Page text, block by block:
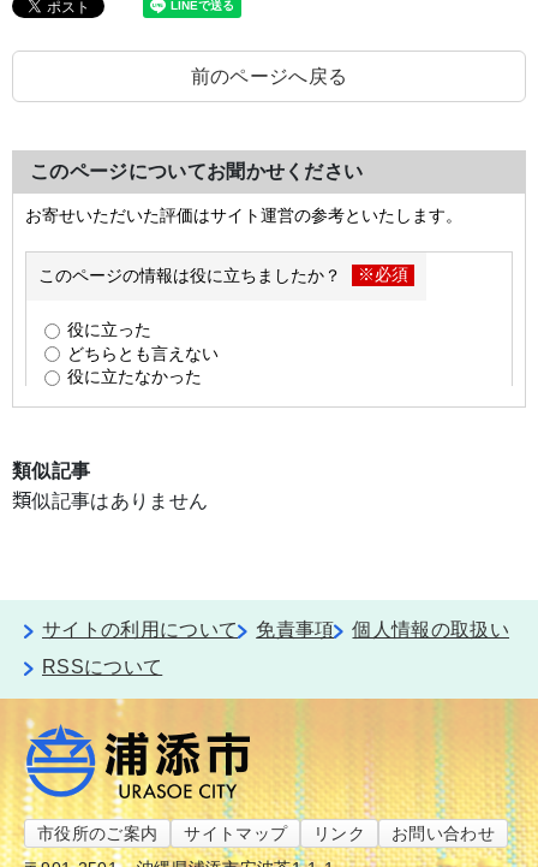
前のページへ戻る
このページについてお聞かせください
類似記事
類似記事はありません
サイトの利用について 免責事項
個人情報の取扱い
RSSについて
市役所のご案内 サイトマップ リンク
お問い合わせ